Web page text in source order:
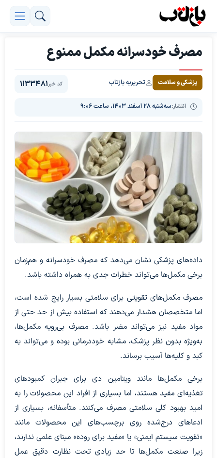
مصرف خودسرانه مکمل ممنوع
پزشکی و سلامت تحریریه بازتاب
انتشار:سه‌شنبه ۲۸ اسفند ۱۴۰۳، ساعت ۹:۰۶
کد خبر1133481
داده‌های پزشکی نشان می‌دهد که مصرف خودسرانه و هم‌زمان
برخی مکمل‌ها می‌تواند خطرات جدی به همراه داشته باشد.
مصرف مکمل‌های تقویتی برای سلامتی بسیار رایج شده است،
اما متخصصان هشدار می‌دهند که استفاده بیش از حد حتی از
مواد مفید نیز می‌تواند مضر باشد. مصرف بی‌رویه مکمل‌ها،
به‌ویژه بدون نظر پزشک، مشابه خوددرمانی بوده و می‌تواند به
کبد و کلیه‌ها آسیب برساند.
برخی مکمل‌ها مانند ویتامین دی برای جبران کمبودهای
تغذیه‌ای مفید هستند، اما بسیاری از افراد این محصولات را به
امید بهبود کلی سلامتی مصرف می‌کنند. متأسفانه، بسیاری از
ادعاهای درج‌شده روی برچسب‌های این محصولات مانند
«تقویت سیستم ایمنی» یا «مفید برای روده» مبنای علمی ندارند،
زیرا صنعت مکمل‌ها تا حد زیادی تحت نظارت دقیق عمل